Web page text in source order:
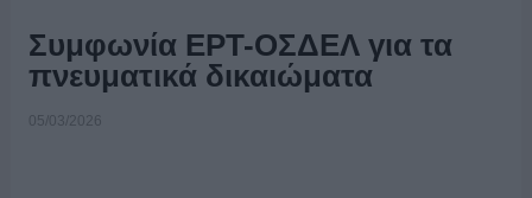
Συμφωνία ΕΡΤ-ΟΣΔΕΛ για τα
πνευματικά δικαιώματα
05/03/2026